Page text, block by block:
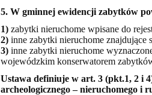
5. W gminnej ewidencji zabytków
1) zabytki nieruchome wpisane do
2) inne zabytki nieruchome
3) inne zabytki nieruchome
wojewódzkim konserwatorem
Ustawa definiuje w art. 3 (pkt.1, 2 i
archeologicznego – nieruchomego i